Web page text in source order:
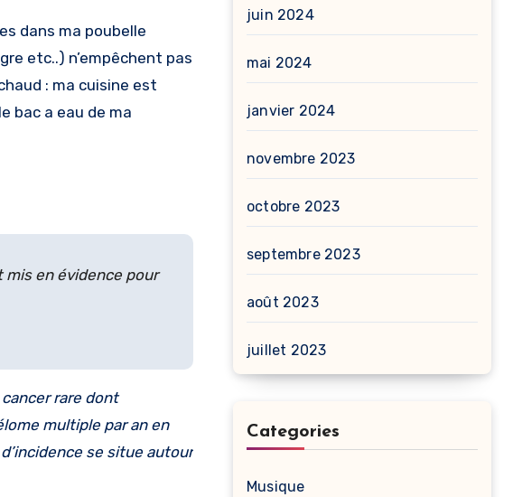
dans ma poubelle
etc..) n’empêchent pas
: ma cuisine est
bac a eau de ma
en évidence pour
rare dont
multiple par an en
se situe autour
juin 2024
mai 2024
janvier 2024
novembre 2023
octobre 2023
septembre 2023
août 2023
juillet 2023
Categories
Musique